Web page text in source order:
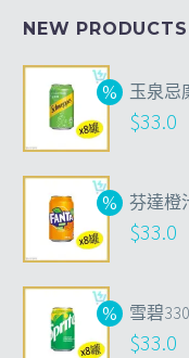
NEW PRODUCTS
玉泉忌
$33.0
芬達橙
$33.0
雪碧
$33.0